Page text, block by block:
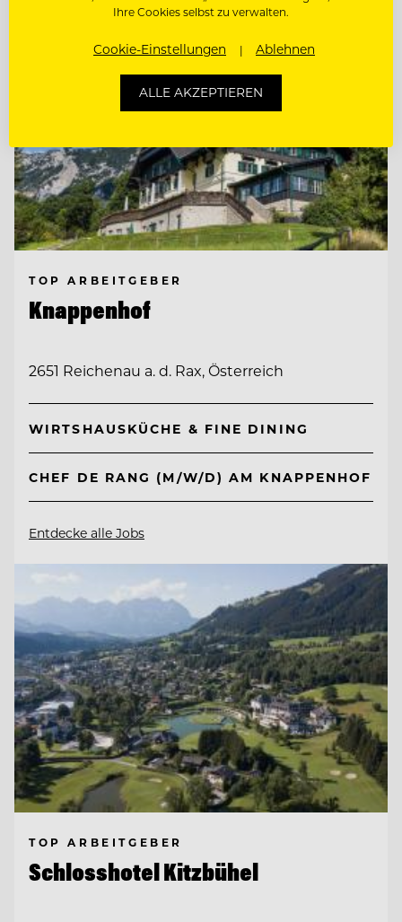
TOP ARBEITGEBER
Knappenhof
2651 Reichenau a. d. Rax, Österreich
WIRTSHAUSKÜCHE & FINE DINING
CHEF DE RANG (M/W/D) AM KNAPPENHOF
Entdecke alle Jobs
TOP ARBEITGEBER
Schlosshotel Kitzbühel
Ihre Cookies selbst zu verwalten.
Cookie-Einstellungen Ablehnen
ALLE AKZEPTIEREN